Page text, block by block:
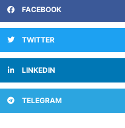
FACEBOOK
TWITTER
LINKEDIN
TELEGRAM